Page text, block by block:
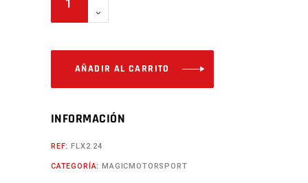
quantity
AÑADIR AL CARRITO
INFORMACIÓN
REF:FLX2.24
CATEGORÍA:MAGICMOTORSPORT